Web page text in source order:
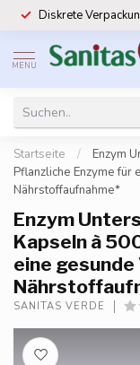
Diskrete
MENU
Startseite /
Enzym
Pflanzliche Enzyme für
Nährstoffaufnahme*
Enzym
Kapseln à
eine gesunde
SANITAS VERDE